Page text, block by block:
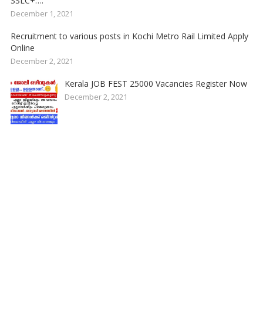
December 1, 2021
Recruitment to various posts in Kochi Metro Rail Limited Apply
Online
December 2, 2021
Kerala JOB FEST 25000 Vacancies Register Now
December 2, 2021